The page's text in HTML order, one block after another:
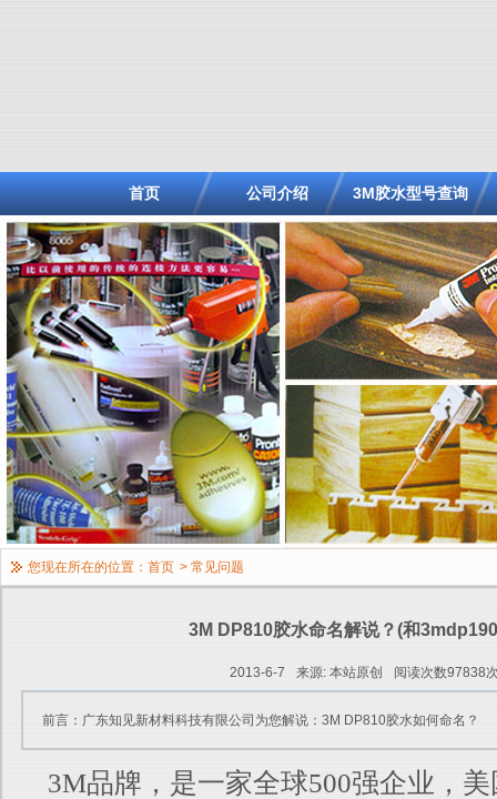
首页 公司介绍 3M胶水型号查询
您现在所在的位置： 首页 > 常见问题
3M DP810胶水命名解说？(和
2013-6-7 来源: 本站原创 阅读次数97838
前言：广东知见新材料科技有限公司为您解说：3M DP810胶水如何命名？
3M品牌，是一家全球500强企业，